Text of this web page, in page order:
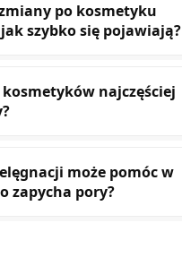
po kosmetyku
szybko się pojawiają?
kosmetyków najczęściej
może pomóc w
zapycha pory?